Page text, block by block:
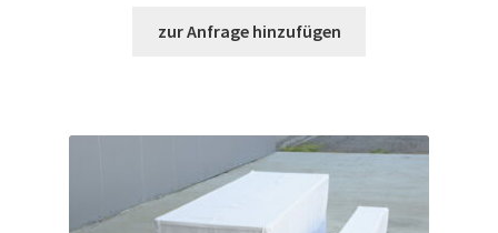
zur Anfrage hinzufügen